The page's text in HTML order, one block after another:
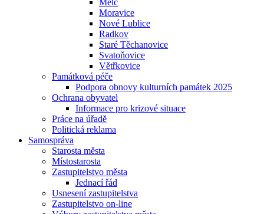
Melč
Moravice
Nové Lublice
Radkov
Staré Těchanovice
Svatoňovice
Větřkovice
Památková péče
Podpora obnovy kulturních památek 2025
Ochrana obyvatel
Informace pro krizové situace
Práce na úřadě
Politická reklama
Samospráva
Starosta města
Místostarosta
Zastupitelstvo města
Jednací řád
Usnesení zastupitelstva
Zastupitelstvo on-line